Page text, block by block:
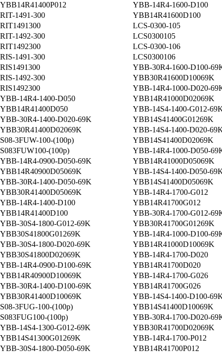
YBB14R41400P012
YBB-14R4-1600-D100
RIT-1491-300
YBB14R41600D100
RIT1491300
LCS-0300-105
RIT-1492-300
LCS0300105
RIT1492300
LCS-0300-106
RIS-1491-300
LCS0300106
RIS1491300
YBB-30R4-1600-D100-
RIS-1492-300
YBB30R41600D10069K
RIS1492300
YBB-14R4-1000-D020-
YBB-14R4-1400-D050
YBB14R41000D02069K
YBB14R41400D050
YBB-14S4-1400-G012-
YBB-30R4-1400-D020-69K
YBB14S41400G01269K
YBB30R41400D02069K
YBB-14S4-1400-D020-
S08-3FUW-100-(100p)
YBB14S41400D02069K
S083FUW100-(100p)
YBB-14R4-1000-D050-
YBB-14R4-0900-D050-69K
YBB14R41000D05069K
YBB14R40900D05069K
YBB-14S4-1400-D050-
YBB-30R4-1400-D050-69K
YBB14S41400D05069K
YBB30R41400D05069K
YBB-14R4-1700-G012
YBB-14R4-1400-D100
YBB14R41700G012
YBB14R41400D100
YBB-30R4-1700-G012-
YBB-30S4-1800-G012-69K
YBB30R41700G01269K
YBB30S41800G01269K
YBB-14R4-1000-D100-
YBB-30S4-1800-D020-69K
YBB14R41000D10069K
YBB30S41800D02069K
YBB-14R4-1700-D020
YBB-14R4-0900-D100-69K
YBB14R41700D020
YBB14R40900D10069K
YBB-14R4-1700-G026
YBB-30R4-1400-D100-69K
YBB14R41700G026
YBB30R41400D10069K
YBB-14S4-1400-D100-
S08-3FUG-100-(100p)
YBB14S41400D10069K
S083FUG100-(100p)
YBB-30R4-1700-D020-
YBB-14S4-1300-G012-69K
YBB30R41700D02069K
YBB14S41300G01269K
YBB-14R4-1700-P012
YBB-30S4-1800-D050-69K
YBB14R41700P012